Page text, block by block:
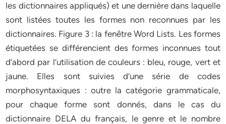
les dictionnaires appliqués) et une dernière dans laquelle
sont listées toutes les formes non reconnues par les
dictionnaires. Figure 3 : la fenêtre Word Lists. Les formes
étiquetées se différencient des formes inconnues tout
d’abord par l’utilisation de couleurs : bleu, rouge, vert et
jaune. Elles sont suivies d’une série de codes
morphosyntaxiques : outre la catégorie grammaticale,
pour chaque forme sont donnés, dans le cas du
dictionnaire DELA du français, le genre et le nombre